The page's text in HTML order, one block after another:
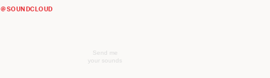
@SOUNDCLOUD
Send me
your sounds